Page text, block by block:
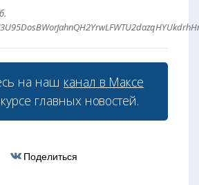
на наш канал в Максе
главных новостей.
Поделиться